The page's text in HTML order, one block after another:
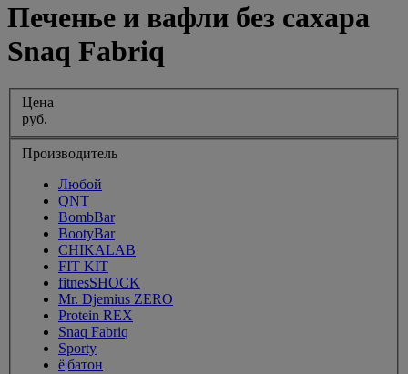
Печенье и вафли без сахара
Snaq Fabriq
Цена
руб.
Производитель
Любой
QNT
BombBar
BootyBar
CHIKALAB
FIT KIT
fitnesSHOCK
Mr. Djemius ZERO
Protein REX
Snaq Fabriq
Sporty
ё|батон